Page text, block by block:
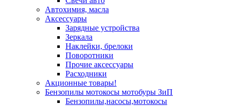
Автохимия, масла
Аксессуары
Зарядные устройства
Зеркала
Наклейки, брелоки
Поворотники
Прочие аксессуары
Расходники
Акционные товары!
Бензопилы мотокосы мотобуры ЗиП
Бензопилы,насосы,мотокосы